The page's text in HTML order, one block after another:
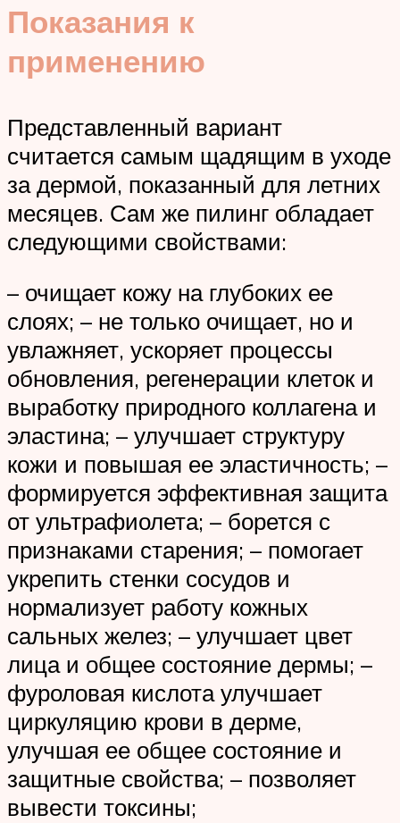
Показания к
применению
Представленный вариант
считается самым щадящим в уходе
за дермой, показанный для летних
месяцев. Сам же пилинг обладает
следующими свойствами:
– очищает кожу на глубоких ее
слоях; – не только очищает, но и
увлажняет, ускоряет процессы
обновления, регенерации клеток и
выработку природного коллагена и
эластина; – улучшает структуру
кожи и повышая ее эластичность; –
формируется эффективная защита
от ультрафиолета; – борется с
признаками старения; – помогает
укрепить стенки сосудов и
нормализует работу кожных
сальных желез; – улучшает цвет
лица и общее состояние дермы; –
фуроловая кислота улучшает
циркуляцию крови в дерме,
улучшая ее общее состояние и
защитные свойства; – позволяет
вывести токсины;